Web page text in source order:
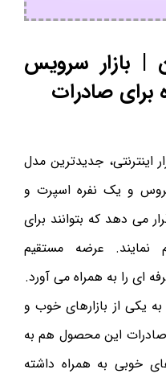
| بازار سرویس
صادرات
اینترنتی، جدیدترین مدل
و یک نفره اسپرت و
می دهد که بتوانند برای
نمایند. عرضه مستقیم
ای را به همراه می آورد.
به یکی از بازارهای خوب و
این محصول هم به
خوبی به همراه داشته